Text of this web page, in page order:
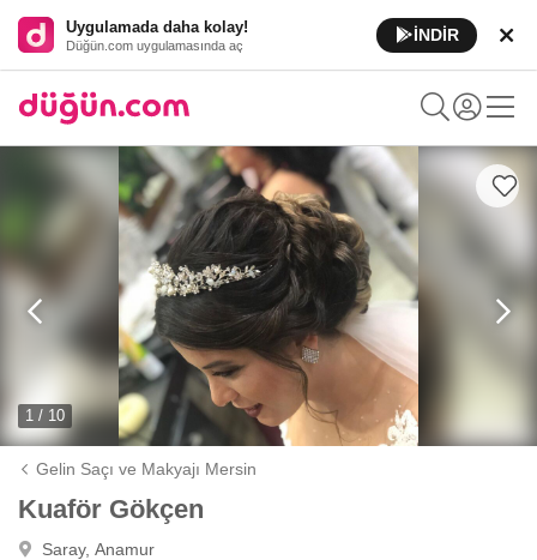
Uygulamada daha kolay!
Düğün.com uygulamasında aç
İNDİR
1 / 10
Gelin Saçı ve Makyajı Mersin
Kuaför Gökçen
Saray, Anamur